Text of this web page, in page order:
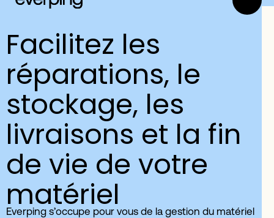
Facilitez les
réparations, le
stockage, les
livraisons et la fin
de vie de votre
matériel
Everping s’occupe pour vous de la gestion du matériel